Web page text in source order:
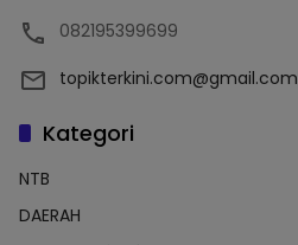
082195399699
topikterkini.com@gmail.com
Kategori
NTB
DAERAH